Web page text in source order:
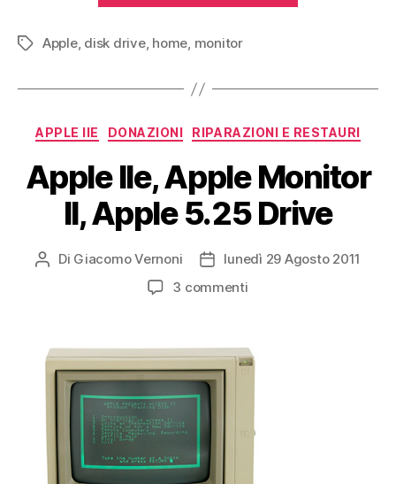
Tag Apple, disk drive, home, monitor
Categorie
APPLE IIE DONAZIONI RIPARAZIONI E RESTAURI
Apple IIe, Apple Monitor
II, Apple 5.25 Drive
Autore
Di Giacomo Vernoni
Data
dell'articolo
lunedì 29 Agosto 2011
3 commentisu
Apple
Monitor
Drive